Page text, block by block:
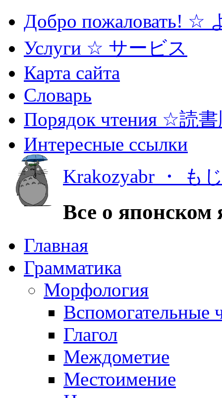
Добро пожаловать! ☆
Услуги ☆ サービス
Карта сайта
Словарь
Порядок чтения ☆読
Интересные ссылки
Krakozyabr ・ も
Все о японском
Главная
Грамматика
Морфология
Вспомогательные
Глагол
Междометие
Местоимение